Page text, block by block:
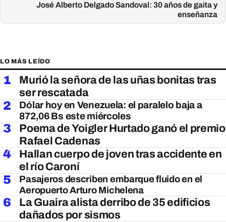
José Alberto Delgado Sandoval: 30 años de gaita y
enseñanza
LO MÁS LEÍDO
1
Murió la señora de las uñas bonitas tras
ser rescatada
2
Dólar hoy en Venezuela: el paralelo baja a
872,06 Bs este miércoles
3
Poema de Yoigler Hurtado ganó el premio
Rafael Cadenas
4
Hallan cuerpo de joven tras accidente en
el río Caroní
5
Pasajeros describen embarque fluido en el
Aeropuerto Arturo Michelena
6
La Guaira alista derribo de 35 edificios
dañados por sismos